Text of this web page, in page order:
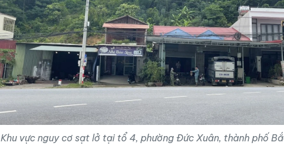
Khu vực nguy cơ sạt lở tại tổ 4, phường Đức Xuân, thành phố